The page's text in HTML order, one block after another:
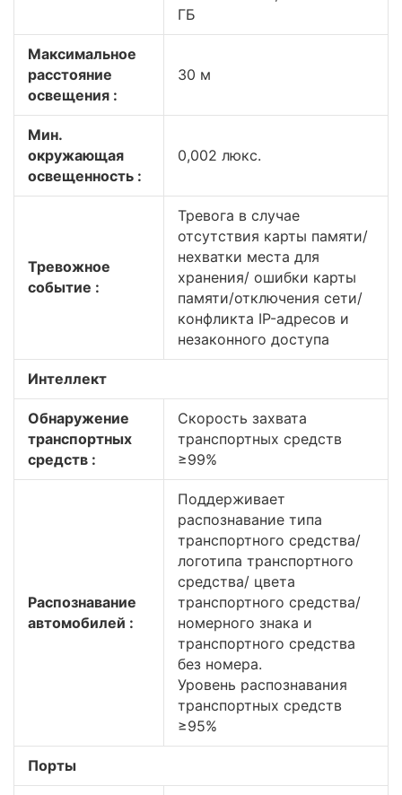
ГБ
Максимальное
расстояние
освещения :
30 м
Мин.
окружающая
освещенность :
0,002 люкс.
Тревожное
событие :
Тревога в случае
отсутствия карты памяти/
нехватки места для
хранения/ ошибки карты
памяти/отключения сети/
конфликта IP-адресов и
незаконного доступа
Интеллект
Обнаружение
транспортных
средств :
Скорость захвата
транспортных средств
≥99%
Распознавание
автомобилей :
Поддерживает
распознавание типа
транспортного средства/
логотипа транспортного
средства/ цвета
транспортного средства/
номерного знака и
транспортного средства
без номера.
Уровень распознавания
транспортных средств
≥95%
Порты